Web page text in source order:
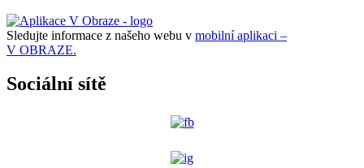
Sledujte informace z našeho webu v mobilní aplikaci –
V OBRAZE.
Sociální sítě